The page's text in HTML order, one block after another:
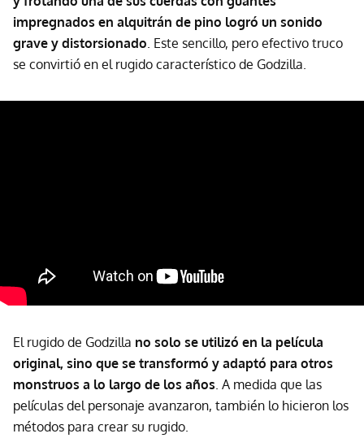
impregnados en alquitrán de pino logró un sonido
grave y distorsionado. Este sencillo, pero efectivo truco
se convirtió en el rugido característico de Godzilla.
El rugido de Godzilla no solo se utilizó en la película
original, sino que se transformó y adaptó para otros
monstruos a lo largo de los años. A medida que las
películas del personaje avanzaron, también lo hicieron los
métodos para crear su rugido.